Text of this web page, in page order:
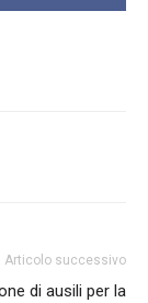
Articolo successivo
di ausili per la